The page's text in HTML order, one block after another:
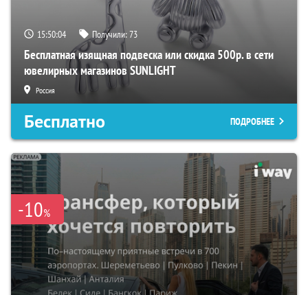
15:50:03 Получили:73
Бесплатная изящная подвеска или скидка 500р. в сети
ювелирных магазинов SUNLIGHT
Россия
Бесплатно ПОДРОБНЕЕ
-10%